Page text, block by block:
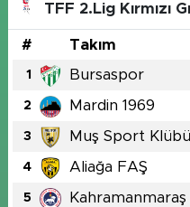
TFF 2.Lig Kırmızı
# Takım
1 Bursaspor
2 Mardin 1969
3 Muş Sport Klübü
4 Aliağa FAŞ
5